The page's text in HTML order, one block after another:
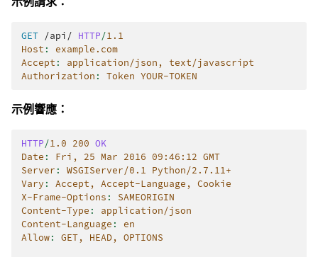
GET /api/ HTTP/1.1
Host :
example.com
Accept :
application/json, text/javascript
Authorization : Token YOUR-TOKEN
示例響應：
HTTP/1.0 200 OK
Date :
Fri, 25 Mar 2016 09:46:12 GMT
Server :
WSGIServer/0.1 Python/2.7.11+
Vary :
Accept, Accept-Language, Cookie
X-Frame-Options :
SAMEORIGIN
Content-Type :
application/json
Content-Language :
en
Allow: GET, HEAD, OPTIONS